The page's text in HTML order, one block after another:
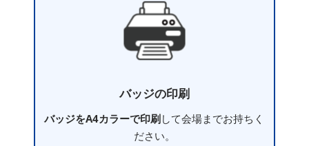
バッジの印刷
バッジをA4カラーで印刷して会場までお持ちく
ださい。